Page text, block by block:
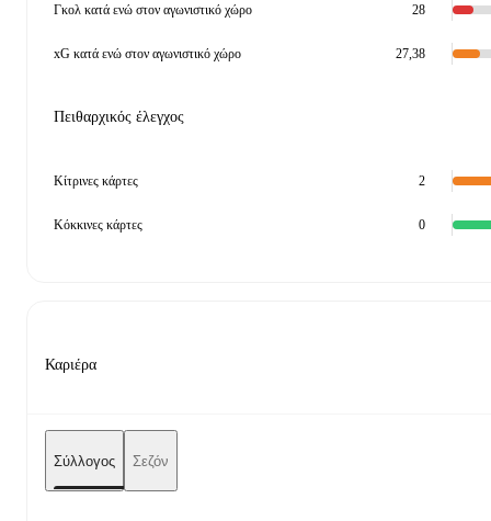
Γκολ κατά ενώ στον αγωνιστικό χώρο 28
xG κατά ενώ στον αγωνιστικό χώρο 27,38
Πειθαρχικός έλεγχος
Κίτρινες κάρτες 2
Κόκκινες κάρτες 0
Καριέρα
Σύλλογος Σεζόν